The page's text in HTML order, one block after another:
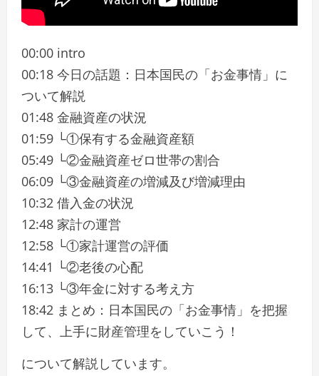
00:00 intro
00:18 今日の話題：日本国民の「お金事情」に
ついて解説
01:48 金融資産の状況
01:59 └①保有する金融資産額
05:49 └②金融資産ゼロ世帯の割合
06:09 └③金融資産の増減及び増減理由
10:32 借入金の状況
12:48 家計の運営
12:58 └①家計運営の評価
14:41 └②老後の心配
16:13 └③年金に対する考え方
18:42 まとめ：日本国民の「お金事情」を把握
して、上手に財産管理をしていこう！
について解説しています。